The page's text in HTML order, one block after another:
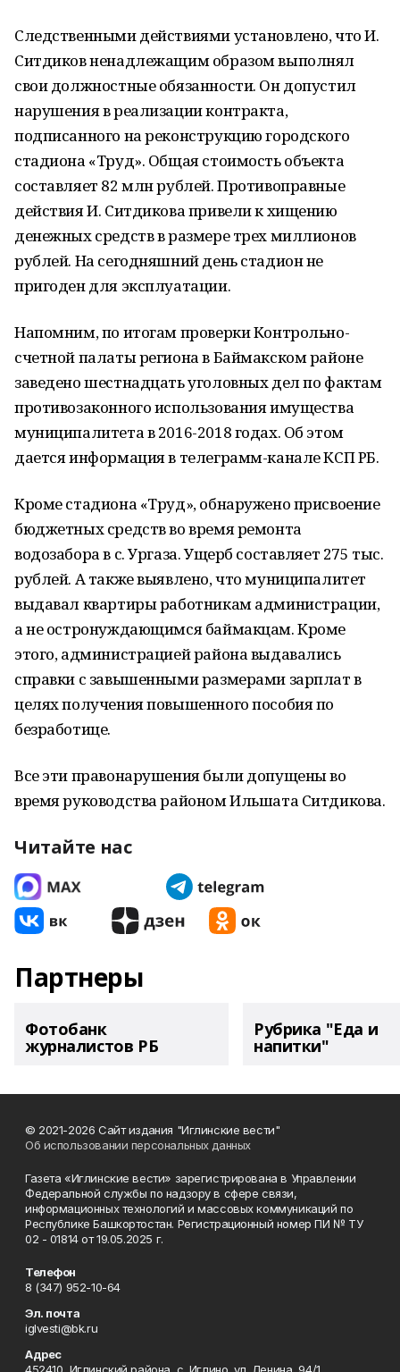
Следственными действиями установлено, что И.
Ситдиков ненадлежащим образом выполнял
свои должностные обязанности. Он допустил
нарушения в реализации контракта,
подписанного на реконструкцию городского
стадиона «Труд». Общая стоимость объекта
составляет 82 млн рублей. Противоправные
действия И. Ситдикова привели к хищению
денежных средств в размере трех миллионов
рублей. На сегодняшний день стадион не
пригоден для эксплуатации.
Напомним, по итогам проверки Контрольно-
счетной палаты региона в Баймакском районе
заведено шестнадцать уголовных дел по фактам
противозаконного использования имущества
муниципалитета в 2016-2018 годах. Об этом
дается информация в телеграмм-канале КСП РБ.
Кроме стадиона «Труд», обнаружено присвоение
бюджетных средств во время ремонта
водозабора в с. Ургаза. Ущерб составляет 275 тыс.
рублей. А также выявлено, что муниципалитет
выдавал квартиры работникам администрации,
а не остронуждающимся баймакцам. Кроме
этого, администрацией района выдавались
справки с завышенными размерами зарплат в
целях получения повышенного пособия по
безработице.
Все эти правонарушения были допущены во
время руководства районом Ильшата Ситдикова.
Читайте нас
Партнеры
Фотобанк
журналистов РБ
Рубрика "Еда и
напитки"
© 2021-2026 Сайт издания "Иглинские вести"
Об использовании персональных данных
Газета «Иглинские вести» зарегистрирована в Управлении
Федеральной службы по надзору в сфере связи,
информационных технологий и массовых коммуникаций по
Республике Башкортостан. Регистрационный номер ПИ № ТУ
02 - 01814 от 19.05.2025 г.
Телефон
8 (347) 952-10-64
Эл. почта
iglvesti@bk.ru
Адрес